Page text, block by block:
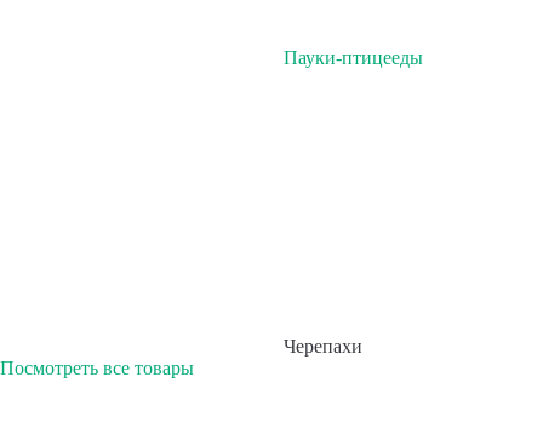
Пауки-птицееды
Черепахи
Посмотреть все товары